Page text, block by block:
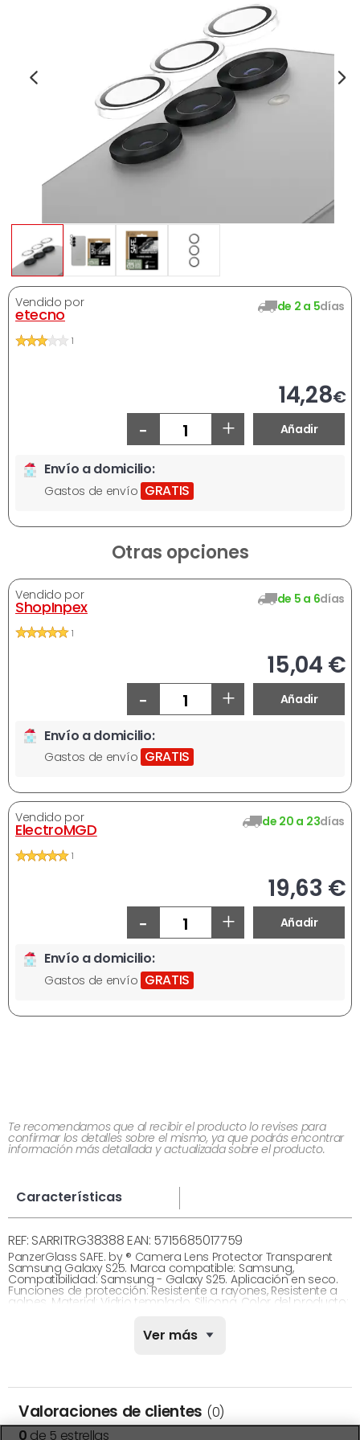
Vendido por
etecno
1
de 2 a 5días
Ahora
14,28€
- + Añadir
Envío a domicilio:
Gastos de envío GRATIS
Otras opciones
Vendido por
ShopInpex
1
de 5 a 6días
15,04 €
- + Añadir
Envío a domicilio:
Gastos de envío GRATIS
Vendido por
ElectroMGD
1
de 20 a 23días
19,63 €
- + Añadir
Envío a domicilio:
Gastos de envío GRATIS
Te recomendamos que al recibir el producto lo revises para
confirmar los detalles sobre el mismo, ya que podrás encontrar
información más detallada y actualizada sobre el producto.
Características
REF: SARRITRG38388 EAN: 5715685017759
PanzerGlass SAFE. by ® Camera Lens Protector Transparent
Samsung Galaxy S25. Marca compatible: Samsung,
Compatibilidad: Samsung - Galaxy S25. Aplicación en seco.
Funciones de protección: Resistente a rayones, Resistente a
golpes. Material: Vidrio templado, Silicona, Color del producto:
Marca:
PANZERGLASS
Color:
Otros
Ver más
Valoraciones de clientes (0)
0 de 5 estrellas